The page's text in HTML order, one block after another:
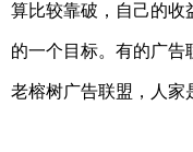
算比较靠破，自己的收
的一个目标。有的广告
老榕树广告联盟，人家